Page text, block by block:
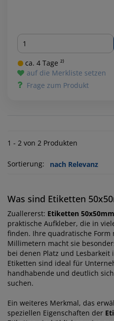
Menge
ca. 4 Tage ²⁾
auf die Merkliste setzen
Frage zum Produkt
1 - 2 von 2 Produkten
Sortierung:
Was sind Etiketten
Zuallererst: Etiketten 50x50mm
praktische Aufkleber, die in
finden. Ihre quadratische Form
Millimetern macht sie
bei denen Platz und
Etiketten sind ideal für
handhabende und deutlich
suchen.
Ein weiteres Merkmal, das
speziellen Eigenschaften der